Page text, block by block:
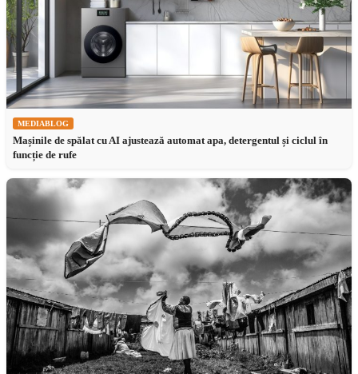
MEDIABLOG
Mașinile de spălat cu AI ajustează automat apa, detergentul și ciclul în
funcție de rufe